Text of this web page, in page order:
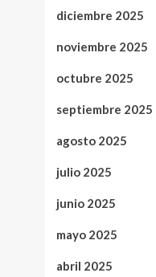
diciembre 2025
noviembre 2025
octubre 2025
septiembre 2025
agosto 2025
julio 2025
junio 2025
mayo 2025
abril 2025